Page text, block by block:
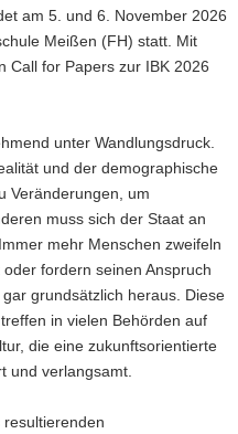
am 5. und 6. November 2026
Meißen (FH) statt. Mit
Call for Papers zur IBK 2026
unter Wandlungsdruck.
und der demographische
Veränderungen, um
muss sich der Staat an
mehr Menschen zweifeln
fordern seinen Anspruch
grundsätzlich heraus. Diese
in vielen Behörden auf
die eine zukunftsorientierte
und verlangsamt.